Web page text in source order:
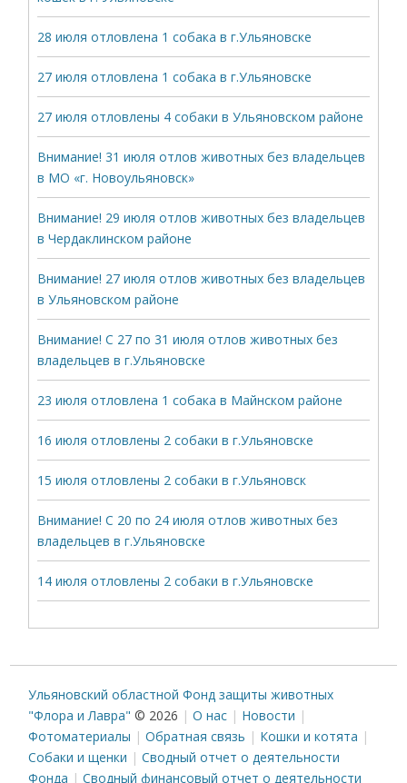
28 июля отловлена 1 собака в г.Ульяновске
27 июля отловлена 1 собака в г.Ульяновске
27 июля отловлены 4 собаки в Ульяновском районе
Внимание! 31 июля отлов животных без владельцев
в МО «г. Новоульяновск»
Внимание! 29 июля отлов животных без владельцев
в Чердаклинском районе
Внимание! 27 июля отлов животных без владельцев
в Ульяновском районе
Внимание! С 27 по 31 июля отлов животных без
владельцев в г.Ульяновске
23 июля отловлена 1 собака в Майнском районе
16 июля отловлены 2 собаки в г.Ульяновске
15 июля отловлены 2 собаки в г.Ульяновск
Внимание! С 20 по 24 июля отлов животных без
владельцев в г.Ульяновске
14 июля отловлены 2 собаки в г.Ульяновске
Ульяновский областной Фонд защиты животных
"Флора и Лавра" © 2026 О нас
Новости
Фотоматериалы
Обратная связь
Кошки и котята
Собаки и щенки
Сводный отчет о деятельности
Фонда
Сводный финансовый отчет о деятельности